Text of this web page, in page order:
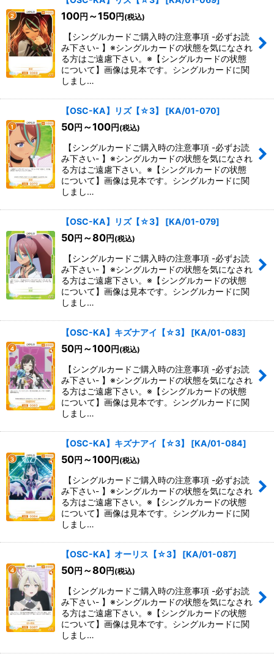
100円 ～150円 (税込)
【シングルカードご購入時の注意事項 -必ずお読
み下さい- 】※シングルカードの状態を気になされ
る方はご遠慮下さい。※【シングルカードの状態
について】画像は見本です。シングルカードに関
しまし…
【OSC-KA】リズ【☆3】 [KA/01-070]
50円 ～100円 (税込)
【シングルカードご購入時の注意事項 -必ずお読
み下さい- 】※シングルカードの状態を気になされ
る方はご遠慮下さい。※【シングルカードの状態
について】画像は見本です。シングルカードに関
しまし…
【OSC-KA】リズ【☆3】 [KA/01-079]
50円 ～80円 (税込)
【シングルカードご購入時の注意事項 -必ずお読
み下さい- 】※シングルカードの状態を気になされ
る方はご遠慮下さい。※【シングルカードの状態
について】画像は見本です。シングルカードに関
しまし…
【OSC-KA】キズナアイ【☆3】 [KA/01-083]
50円 ～100円 (税込)
【シングルカードご購入時の注意事項 -必ずお読
み下さい- 】※シングルカードの状態を気になされ
る方はご遠慮下さい。※【シングルカードの状態
について】画像は見本です。シングルカードに関
しまし…
【OSC-KA】キズナアイ【☆3】 [KA/01-084]
50円 ～100円 (税込)
【シングルカードご購入時の注意事項 -必ずお読
み下さい- 】※シングルカードの状態を気になされ
る方はご遠慮下さい。※【シングルカードの状態
について】画像は見本です。シングルカードに関
しまし…
【OSC-KA】オーリス【☆3】 [KA/01-087]
50円 ～80円 (税込)
【シングルカードご購入時の注意事項 -必ずお読
み下さい- 】※シングルカードの状態を気になされ
る方はご遠慮下さい。※【シングルカードの状態
について】画像は見本です。シングルカードに関
しまし…